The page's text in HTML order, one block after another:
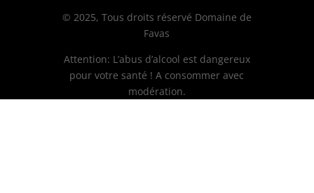
© 2025, Tous droits réservé Domaine de
Favas
Attention: L’abus d’alcool est dangereux
pour votre santé ! A consommer avec
modération.